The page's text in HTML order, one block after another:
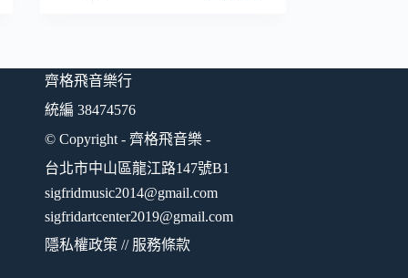
齊格飛音樂行
統編 38474576
© Copyright - 齊格飛音樂 -
台北市中山區龍江路147號B1
sigfridmusic2014@gmail.com
sigfridartcenter2019@gmail.com
隱私權政策 // 服務條款